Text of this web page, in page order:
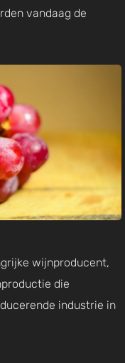
vandaag de
wijnproducent,
die
industrie in